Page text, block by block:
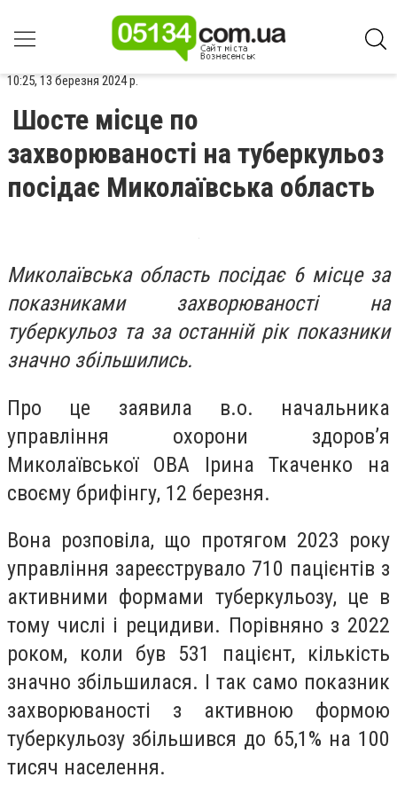
10:25, 13 березня 2024 р.
Шосте місце по
захворюваності на туберкульоз
посідає Миколаївська область
Миколаївська область посідає 6 місце за
показниками захворюваності на
туберкульоз та за останній рік показники
значно збільшились.
Про це заявила в.о. начальника
управління охорони здоровʼя
Миколаївської ОВА Ірина Ткаченко на
своєму брифінгу, 12 березня.
Вона розповіла, що протягом 2023 року
управління зареєструвало 710 пацієнтів з
активними формами туберкульозу, це в
тому числі і рецидиви. Порівняно з 2022
роком, коли був 531 пацієнт, кількість
значно збільшилася. І так само показник
захворюваності з активною формою
туберкульозу збільшився до 65,1% на 100
тисяч населення.